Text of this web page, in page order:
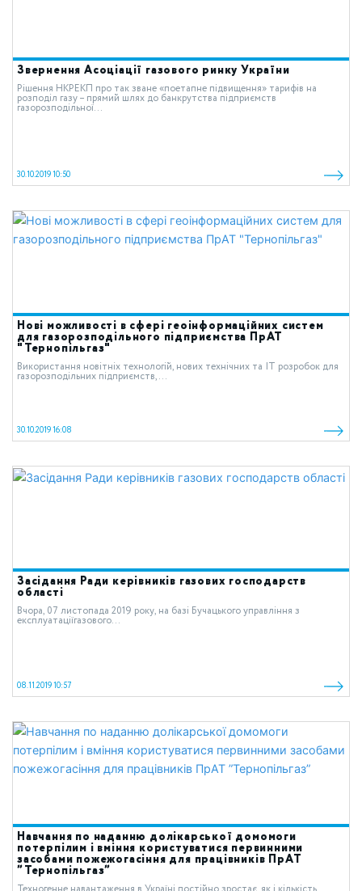
Звернення Асоціації газового ринку України
Рішення НКРЕКП про так зване «поетапне підвищення» тарифів на
розподіл газу – прямий шлях до банкрутства підприємств
газорозподільної...
30.10.2019 10:50
Нові можливості в сфері геоінформаційних систем
для газорозподільного підприємства ПрАТ
"Тернопільгаз"
Використання новітніх технологій, нових технічних та ІТ розробок для
газорозподільних підприємств,...
30.10.2019 16:08
Засідання Ради керівників газових господарств
області
Вчора, 07 листопада 2019 року, на базі Бучацького управління з
експлуатаціїгазового...
08.11.2019 10:57
Навчання по наданню долікарської домомоги
потерпілим і вміння користуватися первинними
засобами пожежогасіння для працівників ПрАТ
”Тернопільгаз”